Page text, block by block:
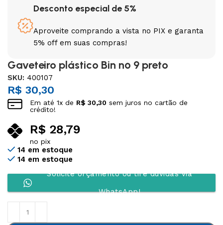
Desconto especial de 5%
Aproveite comprando a vista no PIX e garanta
5% off em suas compras!
Gaveteiro plástico Bin nº 9 preto
SKU: 400107
R$ 30,30
Em até1x de R$ 30,30 sem juros no cartão de
crédito!
R$ 28,79
no pix
14 em estoque
14 em estoque
Solicite orçamento ou tire dúvidas via
WhatsApp!